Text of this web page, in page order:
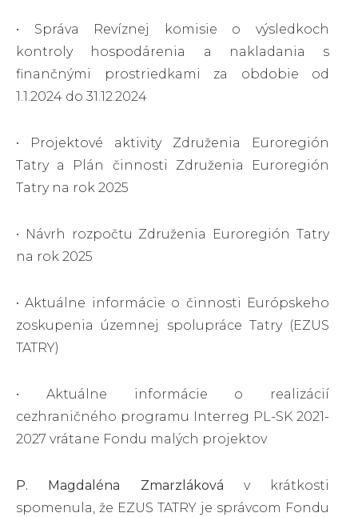
• Správa Revíznej komisie o výsledkoch
kontroly hospodárenia a nakladania s
finančnými prostriedkami za obdobie od
1.1.2024 do 31.12.2024
• Projektové aktivity Združenia Euroregión
Tatry a Plán činnosti Združenia Euroregión
Tatry na rok 2025
• Návrh rozpočtu Združenia Euroregión Tatry
na rok 2025
• Aktuálne informácie o činnosti Európskeho
zoskupenia územnej spolupráce Tatry (EZUS
TATRY)
• Aktuálne informácie o realizácií
cezhraničného programu Interreg PL-SK 2021-
2027 vrátane Fondu malých projektov
P. Magdaléna Zmarzláková v krátkosti
spomenula, že EZUS TATRY je správcom Fondu